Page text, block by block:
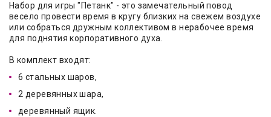
Набор для игры "Петанк" - это замечательный повод
весело провести время в кругу близких на свежем воздухе
или собраться дружным коллективом в нерабочее время
для поднятия корпоративного духа.
В комплект входят:
6 стальных шаров,
2 деревянных шара,
деревянный ящик.